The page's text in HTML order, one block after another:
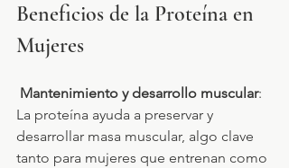
Beneficios de la Proteína en
Mujeres
Mantenimiento y desarrollo muscular:
La proteína ayuda a preservar y
desarrollar masa muscular, algo clave
tanto para mujeres que entrenan como